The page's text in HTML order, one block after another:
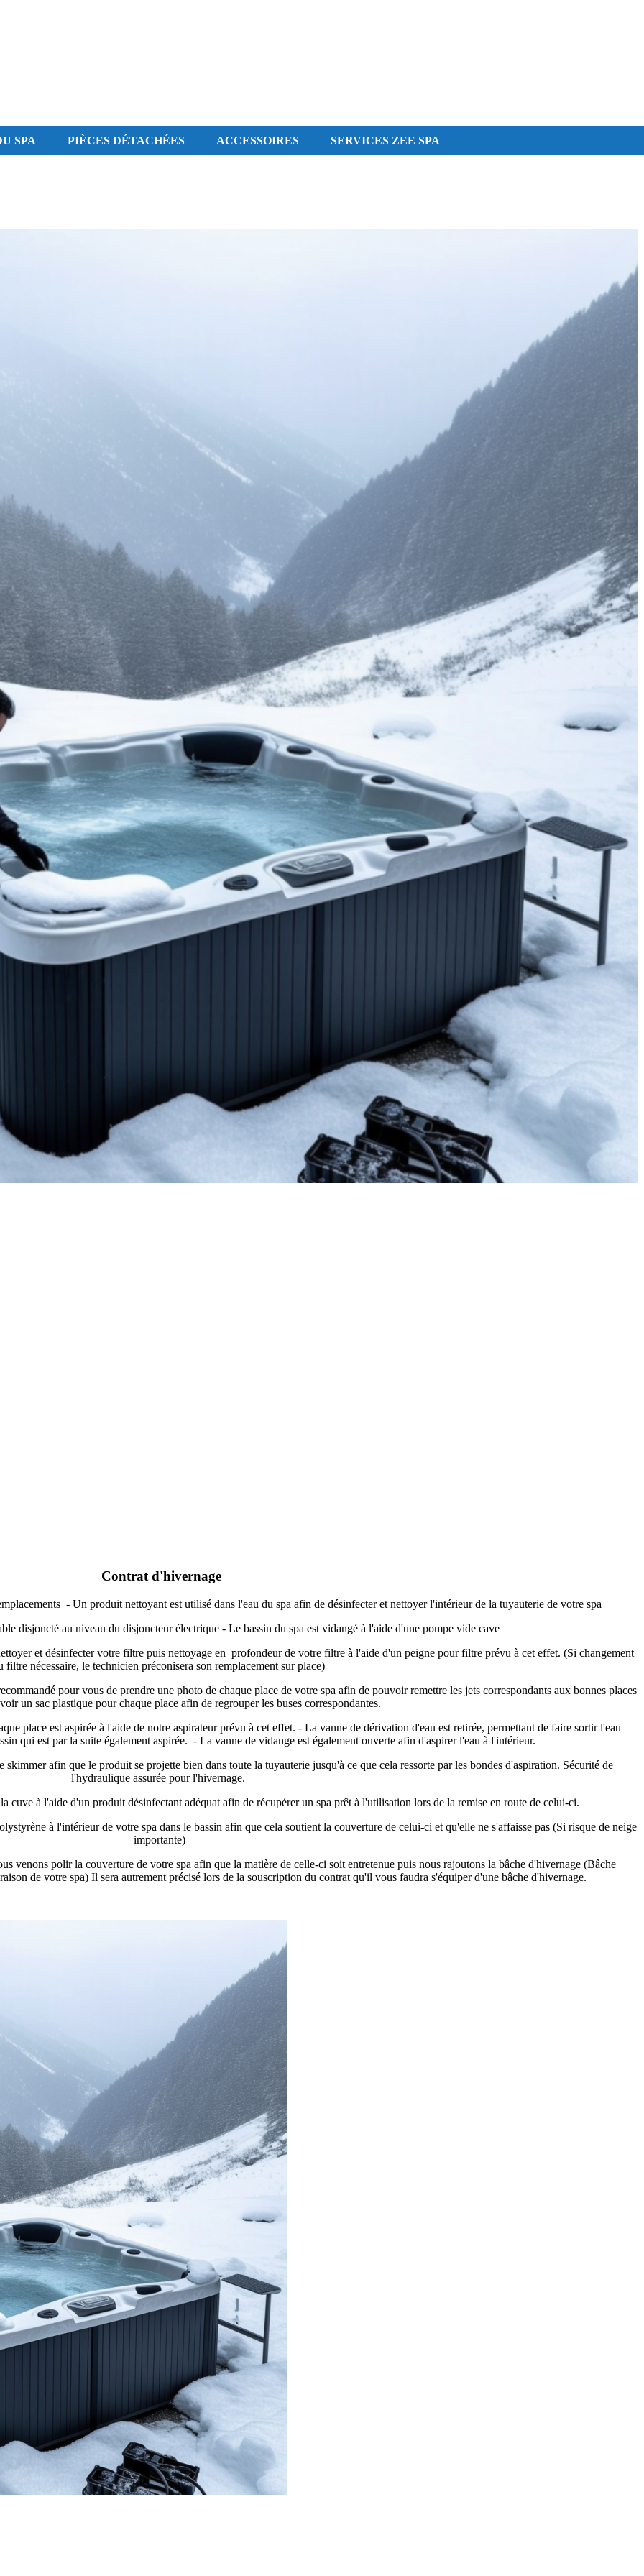
SPA PIÈCES DÉTACHÉES ACCESSOIRES SERVICES ZEE SPA
Contrat d'hivernage
- Un produit nettoyant est utilisé dans l'eau du spa afin de désinfecter et nettoyer l'intérieur de la tuyauterie de votre spa
disjoncté au niveau du disjoncteur électrique - Le bassin du spa est vidangé à l'aide d'une pompe vide cave
et désinfecter votre filtre puis nettoyage en profondeur de votre filtre à l'aide d'un peigne pour filtre prévu à cet effet. (Si changement
filtre nécessaire, le technicien préconisera son remplacement sur place)
pour vous de prendre une photo de chaque place de votre spa afin de pouvoir remettre les jets correspondants aux bonnes places
un sac plastique pour chaque place afin de regrouper les buses correspondantes.
place est aspirée à l'aide de notre aspirateur prévu à cet effet. - La vanne de dérivation d'eau est retirée, permettant de faire sortir l'eau
qui est par la suite également aspirée. - La vanne de vidange est également ouverte afin d'aspirer l'eau à l'intérieur.
afin que le produit se projette bien dans toute la tuyauterie jusqu'à ce que cela ressorte par les bondes d'aspiration. Sécurité de
l'hydraulique assurée pour l'hivernage.
à l'aide d'un produit désinfectant adéquat afin de récupérer un spa prêt à l'utilisation lors de la remise en route de celui-ci.
à l'intérieur de votre spa dans le bassin afin que cela soutient la couverture de celui-ci et qu'elle ne s'affaisse pas (Si risque de neige
importante)
venons polir la couverture de votre spa afin que la matière de celle-ci soit entretenue puis nous rajoutons la bâche d'hivernage (Bâche
de votre spa) Il sera autrement précisé lors de la souscription du contrat qu'il vous faudra s'équiper d'une bâche d'hivernage.